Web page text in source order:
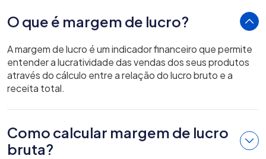
O que é margem de lucro?
A margem de lucro é um indicador financeiro que permite
entender a lucratividade das vendas dos seus produtos
através do cálculo entre a relação do lucro bruto e a
receita total.
Como calcular margem de lucro
bruta?